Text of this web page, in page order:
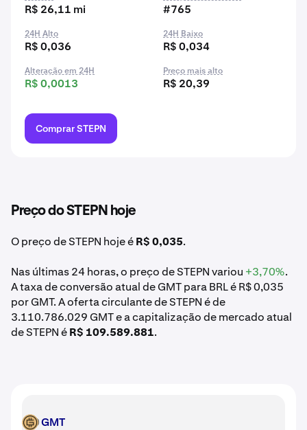
R$ 26,11 mi #765
24H Alto
R$ 0,036
24H Baixo
R$ 0,034
Alteração em 24H
R$ 0,0013
Preço mais alto
R$ 20,39
Comprar STEPN
Preço do STEPN hoje
O preço de STEPN hoje éR$ 0,035.
Nas últimas 24 horas, o preço de STEPN variou +3,70%.
A taxa de conversão atual de GMT para BRL é R$ 0,035
por GMT. A oferta circulante de STEPN é de
3.110.786.029 GMT e a capitalização de mercado atual
de STEPN éR$ 109.589.881.
GMT GMT